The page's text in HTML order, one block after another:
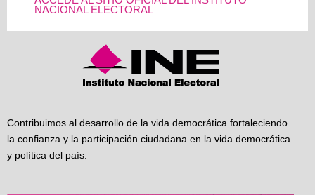
NACIONAL ELECTORAL
Contribuimos al desarrollo de la vida democrática fortaleciendo
la confianza y la participación ciudadana en la vida democrática
y política del país.